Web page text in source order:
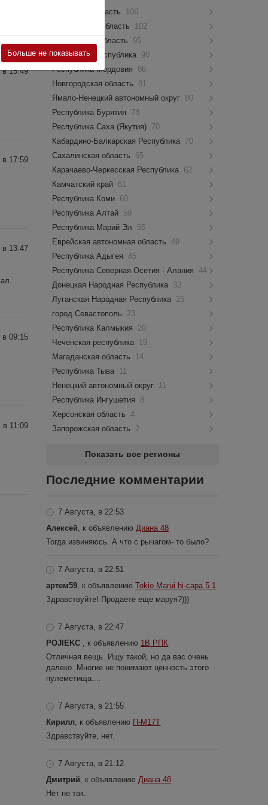
Т...
в 15:49
17:59
13:47
09:15
11:09
Больше не показывать
Псковская область
106
Костромская область
102
Мурманская область
95
Чувашская Республика 90
Республика Мордовия
86
Новгородская область
81
Ямало-Ненецкий автономный округ 80
Республика Бурятия
78
Республика Саха (Якутия) 70
Кабардино-Балкарская Республика 70
Сахалинская область
65
Карачаево-Черкесская Республика 62
Камчатский край 61
Республика Коми 60
Республика Алтай 59
Республика Марий Эл
55
Еврейская автономная область
49
Республика Адыгея
45
Республика Северная Осетия - Алания
44
Донецкая Народная Республика 32
Луганская Народная Республика 25
город Севастополь
23
Республика Калмыкия
20
Чеченская республика 19
Магаданская область
14
Республика Тыва 11
Ненецкий автономный округ 11
Республика Ингушетия
8
Херсонская область
4
Запорожская область
2
Показать все регионы
Последние комментарии
7 Августа, в 22:53
Алексей , к объявлению Диана 48
Тогда извиняюсь. А что с рычагом- то было?
7 Августа, в 22:51
артем59 , к объявлениюTokio Marui hi-capa 5.1
Здравствуйте! Продаете еще маруя?)))
7 Августа, в 22:47
POJIEKC
, к объявлению 1В РПК
Отличная вещь. Ищу такой, но да вас очень
далеко. Многие не понимают ценность этого
пулеметища....
7 Августа, в 21:55
Кирилл , к объявлению П-М17Т
Здравствуйте, нет.
7 Августа, в 21:12
Дмитрий , к объявлению Диана 48
Нет не так.